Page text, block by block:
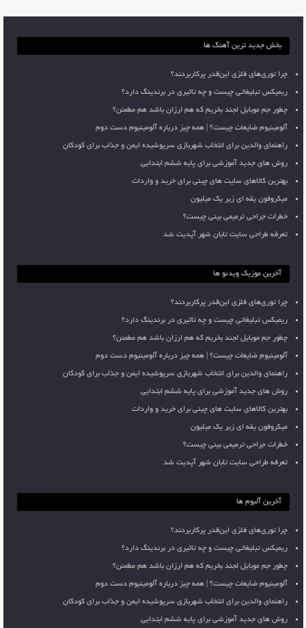
بخش جدید ترین آهنگ ها
چرا توری‌های فلزی این‌قدر پرکاربردند؟
ریمیکس تبلیغاتی چیست و چه تاثیری در برندینگ دارد؟
چطور جم موبایل لجند بخریم که هم ارزان باشد هم مطمئن؟
آلومینیوم ضایعات چیست؟ | همه چیز درباره آلومینیوم دست دوم
راهنمای والدین برای انتخاب شهربازی سرپوشیده ایمن و جذاب برای کودکان
روش های جدید آموزشی برای پایه ششم ابتدایی
بهترین کالاهای سایت های چینی برای خرید و واردات
میکروفون یقه ای زیر یک میلیون
خطرات جراحی ترمیمی بینی چیست؟
تعرفه طراحی سایت تابان شهر آپدیت شد
آخرین موزیک ویدئو ها
چرا توری‌های فلزی این‌قدر پرکاربردند؟
ریمیکس تبلیغاتی چیست و چه تاثیری در برندینگ دارد؟
چطور جم موبایل لجند بخریم که هم ارزان باشد هم مطمئن؟
آلومینیوم ضایعات چیست؟ | همه چیز درباره آلومینیوم دست دوم
راهنمای والدین برای انتخاب شهربازی سرپوشیده ایمن و جذاب برای کودکان
روش های جدید آموزشی برای پایه ششم ابتدایی
بهترین کالاهای سایت های چینی برای خرید و واردات
میکروفون یقه ای زیر یک میلیون
خطرات جراحی ترمیمی بینی چیست؟
تعرفه طراحی سایت تابان شهر آپدیت شد
آخرین آلبوم ها
چرا توری‌های فلزی این‌قدر پرکاربردند؟
ریمیکس تبلیغاتی چیست و چه تاثیری در برندینگ دارد؟
چطور جم موبایل لجند بخریم که هم ارزان باشد هم مطمئن؟
آلومینیوم ضایعات چیست؟ | همه چیز درباره آلومینیوم دست دوم
راهنمای والدین برای انتخاب شهربازی سرپوشیده ایمن و جذاب برای کودکان
روش های جدید آموزشی برای پایه ششم ابتدایی